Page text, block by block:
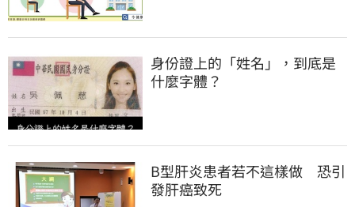
身份證上的「姓名」，到底是
什麼字體？
B型肝炎患者若不這樣做 恐引
發肝癌致死